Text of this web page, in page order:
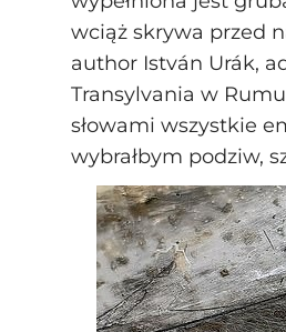
wciąż skrywa przed
author István Urák,
Transylvania w
słowami wszystkie
wybrałbym podziw,